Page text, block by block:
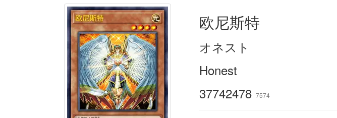
欧尼斯特
オネスト
Honest
37742478 7574